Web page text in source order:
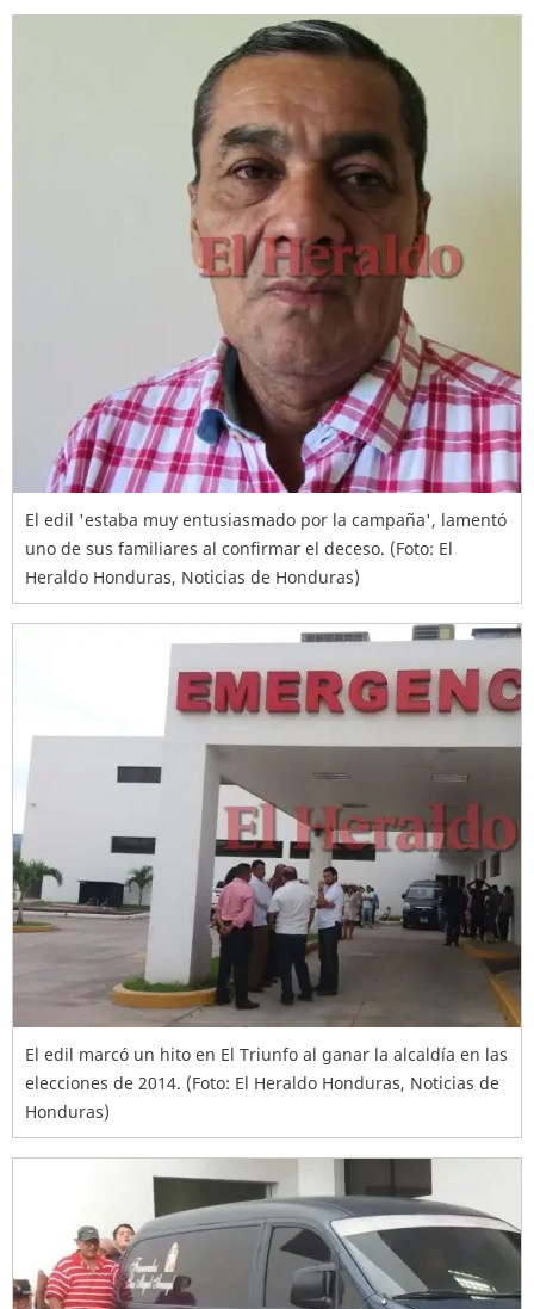
El edil 'estaba muy entusiasmado por la campaña', lamentó
uno de sus familiares al confirmar el deceso. (Foto: El
Heraldo Honduras, Noticias de Honduras)
El edil marcó un hito en El Triunfo al ganar la alcaldía en las
elecciones de 2014. (Foto: El Heraldo Honduras, Noticias de
Honduras)